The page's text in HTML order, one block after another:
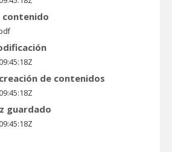
de contenidos
guardado